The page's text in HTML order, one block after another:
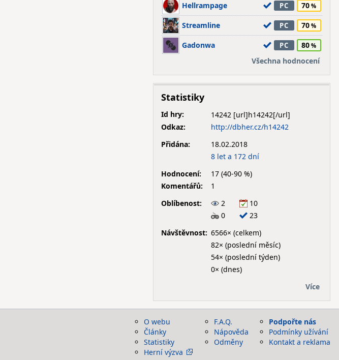
Hellrampage PC 70
Streamline PC 70
Gadonwa PC
80
Všechna hodnocení
Statistiky
Id hry:
14242
Odkaz:
http://dbher.cz/h14242
Přidána:
18.02.2018
8 let a 172 dní
Hodnocení:
17 (40-90 %)
Komentářů:
1
Oblíbenost:
2
10
0
23
Návštěvnost: 6566× (celkem)
82× (poslední měsíc)
54× (poslední týden)
0× (dnes)
Více
O webu
Články
Statistiky
Herní výzva
F.A.Q.
Nápověda
Odměny
Podpořte nás
Podmínky užívání
Kontakt a reklama